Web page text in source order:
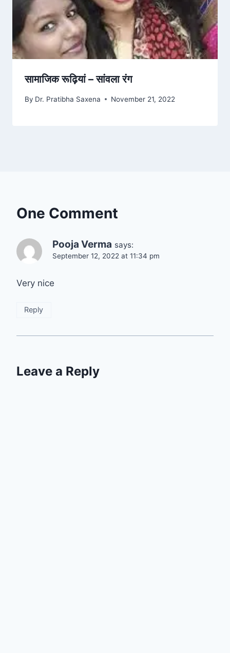
सामाजिक रूढ़ियां – सांवला रंग
By Dr. Pratibha Saxena November 21, 2022
One Comment
Pooja Verma says:
September 12, 2022 at 11:34 pm
Very nice
Reply
Leave a Reply